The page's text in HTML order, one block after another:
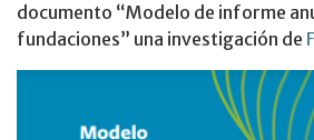
documento “Modelo de informe
fundaciones” una investigación de